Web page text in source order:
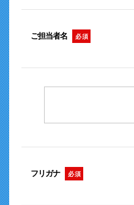
ご担当者名 必 須
フリガナ 必 須